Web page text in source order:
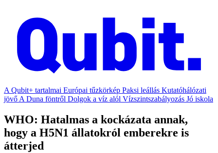
A Qubit+ tartalmai Európai tűzkörkép Paksi leállás Kutatóhálózati
jövő A Duna föntről Dolgok a víz alól Vízszintszabályozás Jó iskola
WHO: Hatalmas a kockázata annak,
hogy a H5N1 állatokról emberekre is
átterjed